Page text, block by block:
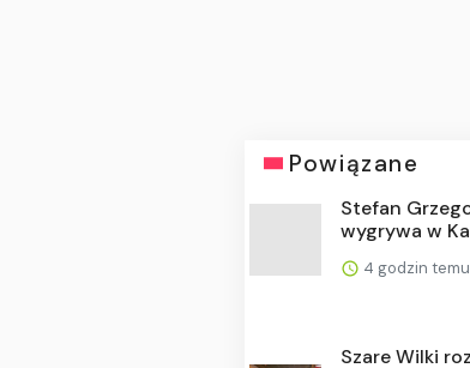
Powiązane
Stefan
wygrywa w
4 godzin temu
Szare Wilki